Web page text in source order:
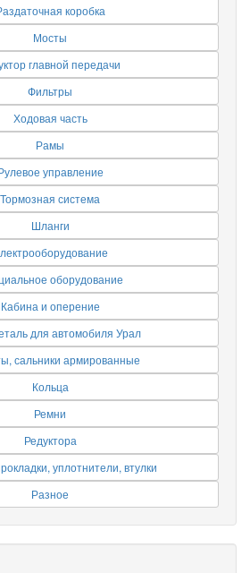
коробка
Мосты
главной передачи
Фильтры
Ходовая часть
Рамы
управление
Тормозная система
Шланги
оборудование
Кабина и оперение
для автомобиля Урал
сальники армированные
Кольца
Ремни
Редуктора
уплотнители, втулки
Разное